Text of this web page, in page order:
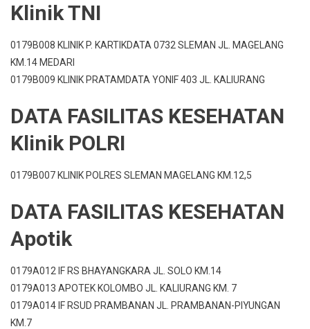
Klinik TNI
0179B008 KLINIK P. KARTIKDATA 0732 SLEMAN JL. MAGELANG
KM.14 MEDARI
0179B009 KLINIK PRATAMDATA YONIF 403 JL. KALIURANG
DATA FASILITAS KESEHATAN
Klinik POLRI
0179B007 KLINIK POLRES SLEMAN MAGELANG KM.12,5
DATA FASILITAS KESEHATAN
Apotik
0179A012 IF RS BHAYANGKARA JL. SOLO KM.14
0179A013 APOTEK KOLOMBO JL. KALIURANG KM. 7
0179A014 IF RSUD PRAMBANAN JL. PRAMBANAN-PIYUNGAN
KM.7